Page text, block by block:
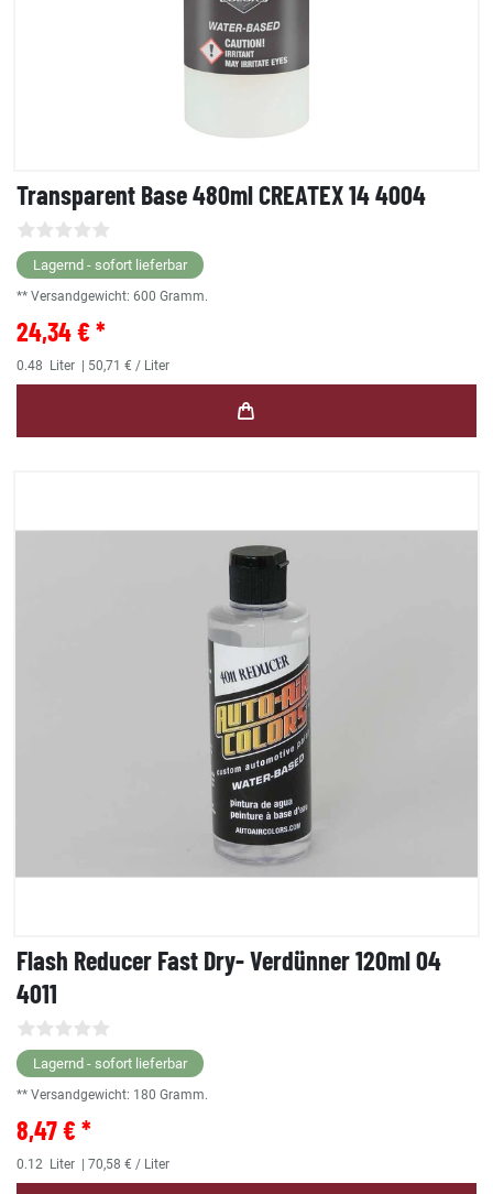
Transparent Base 480ml CREATEX 14 4004
Lagernd - sofort lieferbar
** Versandgewicht: 600 Gramm.
24,34 € *
0.48 Liter | 50,71 € / Liter
Flash Reducer Fast Dry- Verdünner 120ml 04
4011
Lagernd - sofort lieferbar
** Versandgewicht: 180 Gramm.
8,47 € *
0.12 Liter | 70,58 € / Liter